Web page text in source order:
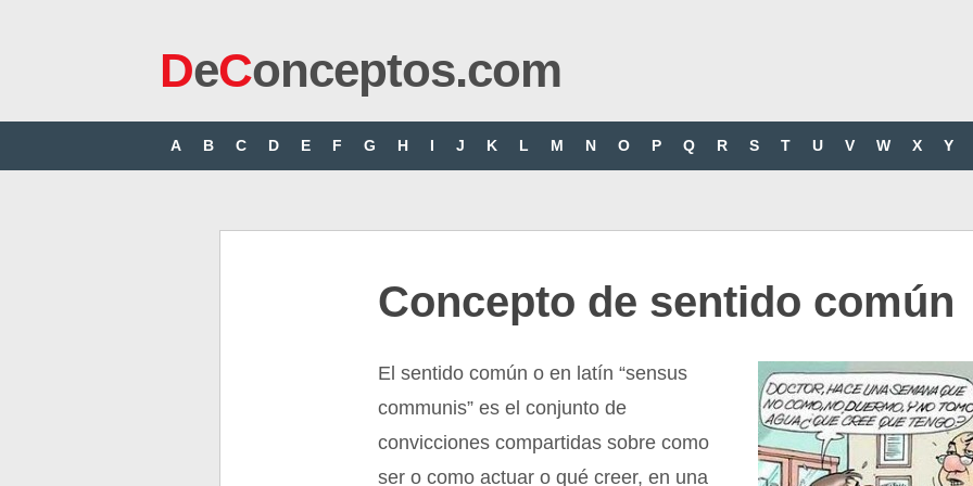
DeConceptos.com
A B C D E F G H I J K L M N O P Q R S T U V W X Y
Concepto de sentido común
El sentido común o en latín “sensus
communis” es el conjunto de
convicciones compartidas sobre como
ser o como actuar o qué creer, en una